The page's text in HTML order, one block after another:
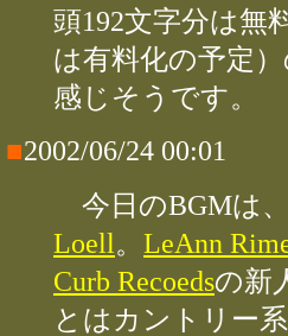
頭192文字分は無
は有料化の予定
感じそうです。
■2002/06/24 00:01
今日のBGMは
Loell。 LeAnn
Curb Recoedsの新
とはカントリー